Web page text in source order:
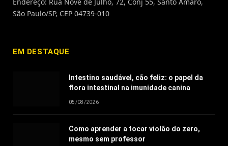
São Paulo/SP, CEP 04739-010
EM DESTAQUE
Intestino saudável, cão feliz: o papel da
flora intestinal na imunidade canina
05/08/2026
Como aprender a tocar violão do zero,
mesmo sem professor